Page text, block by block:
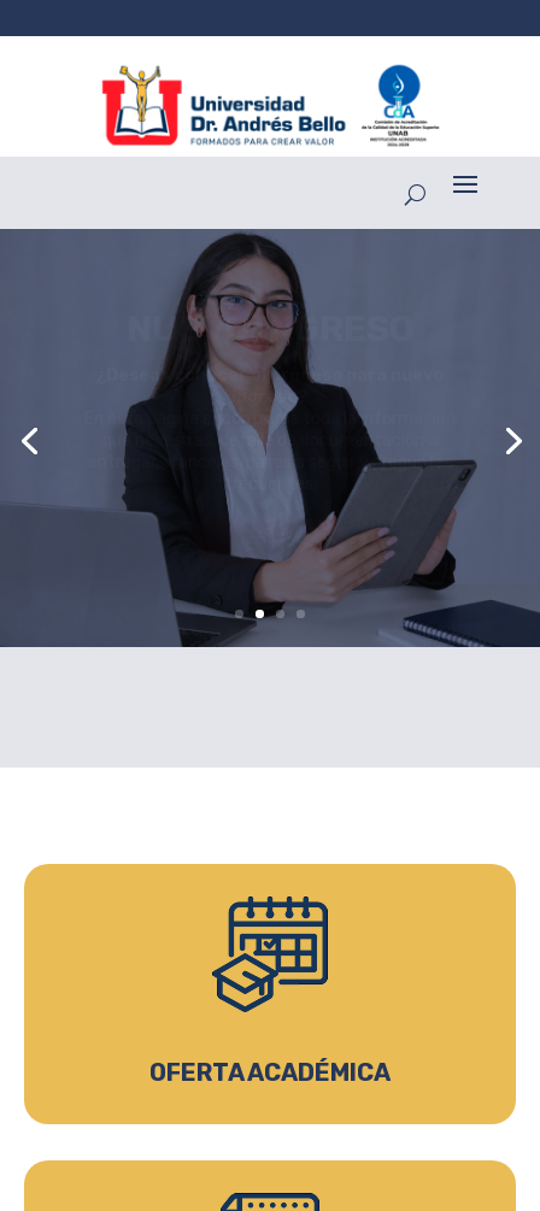
PROCESO DE
INGRESO
Ingresa al
Portal de Casa Virtual – UNAB.
Completa la información y da el primer paso
para elegir la carrera que te llevará a cumplir tus
sueños.
INICIAR PROCESO
OFERTA ACADÉMICA